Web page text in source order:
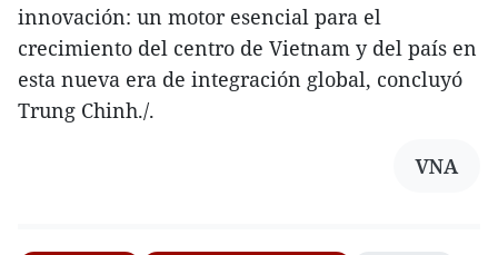
innovación: un motor esencial para el
crecimiento del centro de Vietnam y del país en
esta nueva era de integración global, concluyó
Trung Chinh./.
VNA